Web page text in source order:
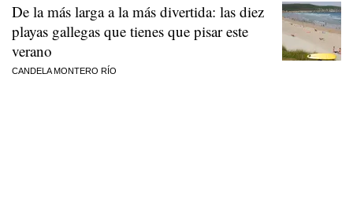
De la más larga a la más divertida: las diez
playas gallegas que tienes que pisar este
verano
CANDELA MONTERO RÍO